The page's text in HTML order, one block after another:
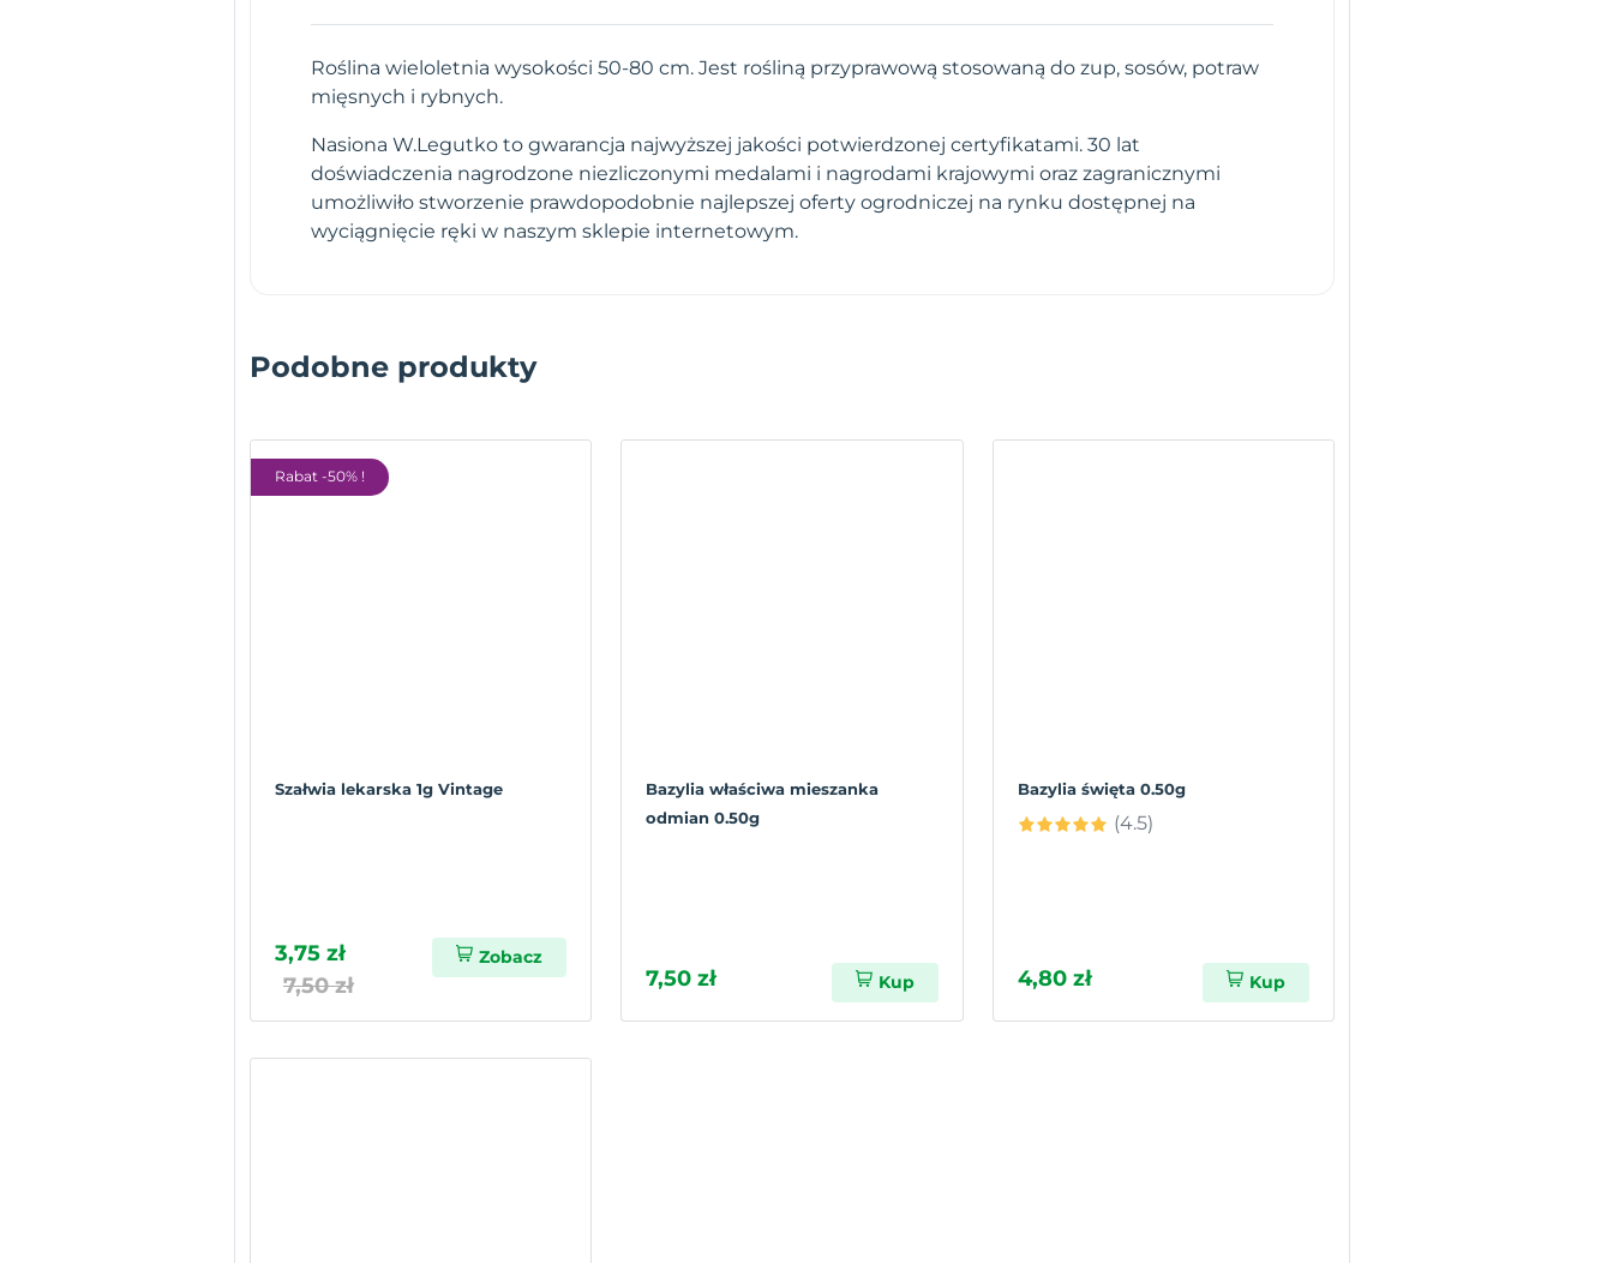
Roślina wieloletnia wysokości 50-80 cm. Jest rośliną przyprawową stosowaną do zup, sosów, potraw
mięsnych i rybnych.
Nasiona W.Legutko to gwarancja najwyższej jakości potwierdzonej certyfikatami. 30 lat
doświadczenia nagrodzone niezliczonymi medalami i nagrodami krajowymi oraz zagranicznymi
umożliwiło stworzenie prawdopodobnie najlepszej oferty ogrodniczej na rynku dostępnej na
wyciągnięcie ręki w naszym sklepie internetowym.
Podobne produkty
Rabat -50% !
Szałwia lekarska 1g Vintage
3,75 zł
7,50 zł
Zobacz
Bazylia właściwa mieszanka
odmian 0.50g
7,50 zł Kup
Bazylia święta 0.50g
(4.5)
4,80 zł Kup